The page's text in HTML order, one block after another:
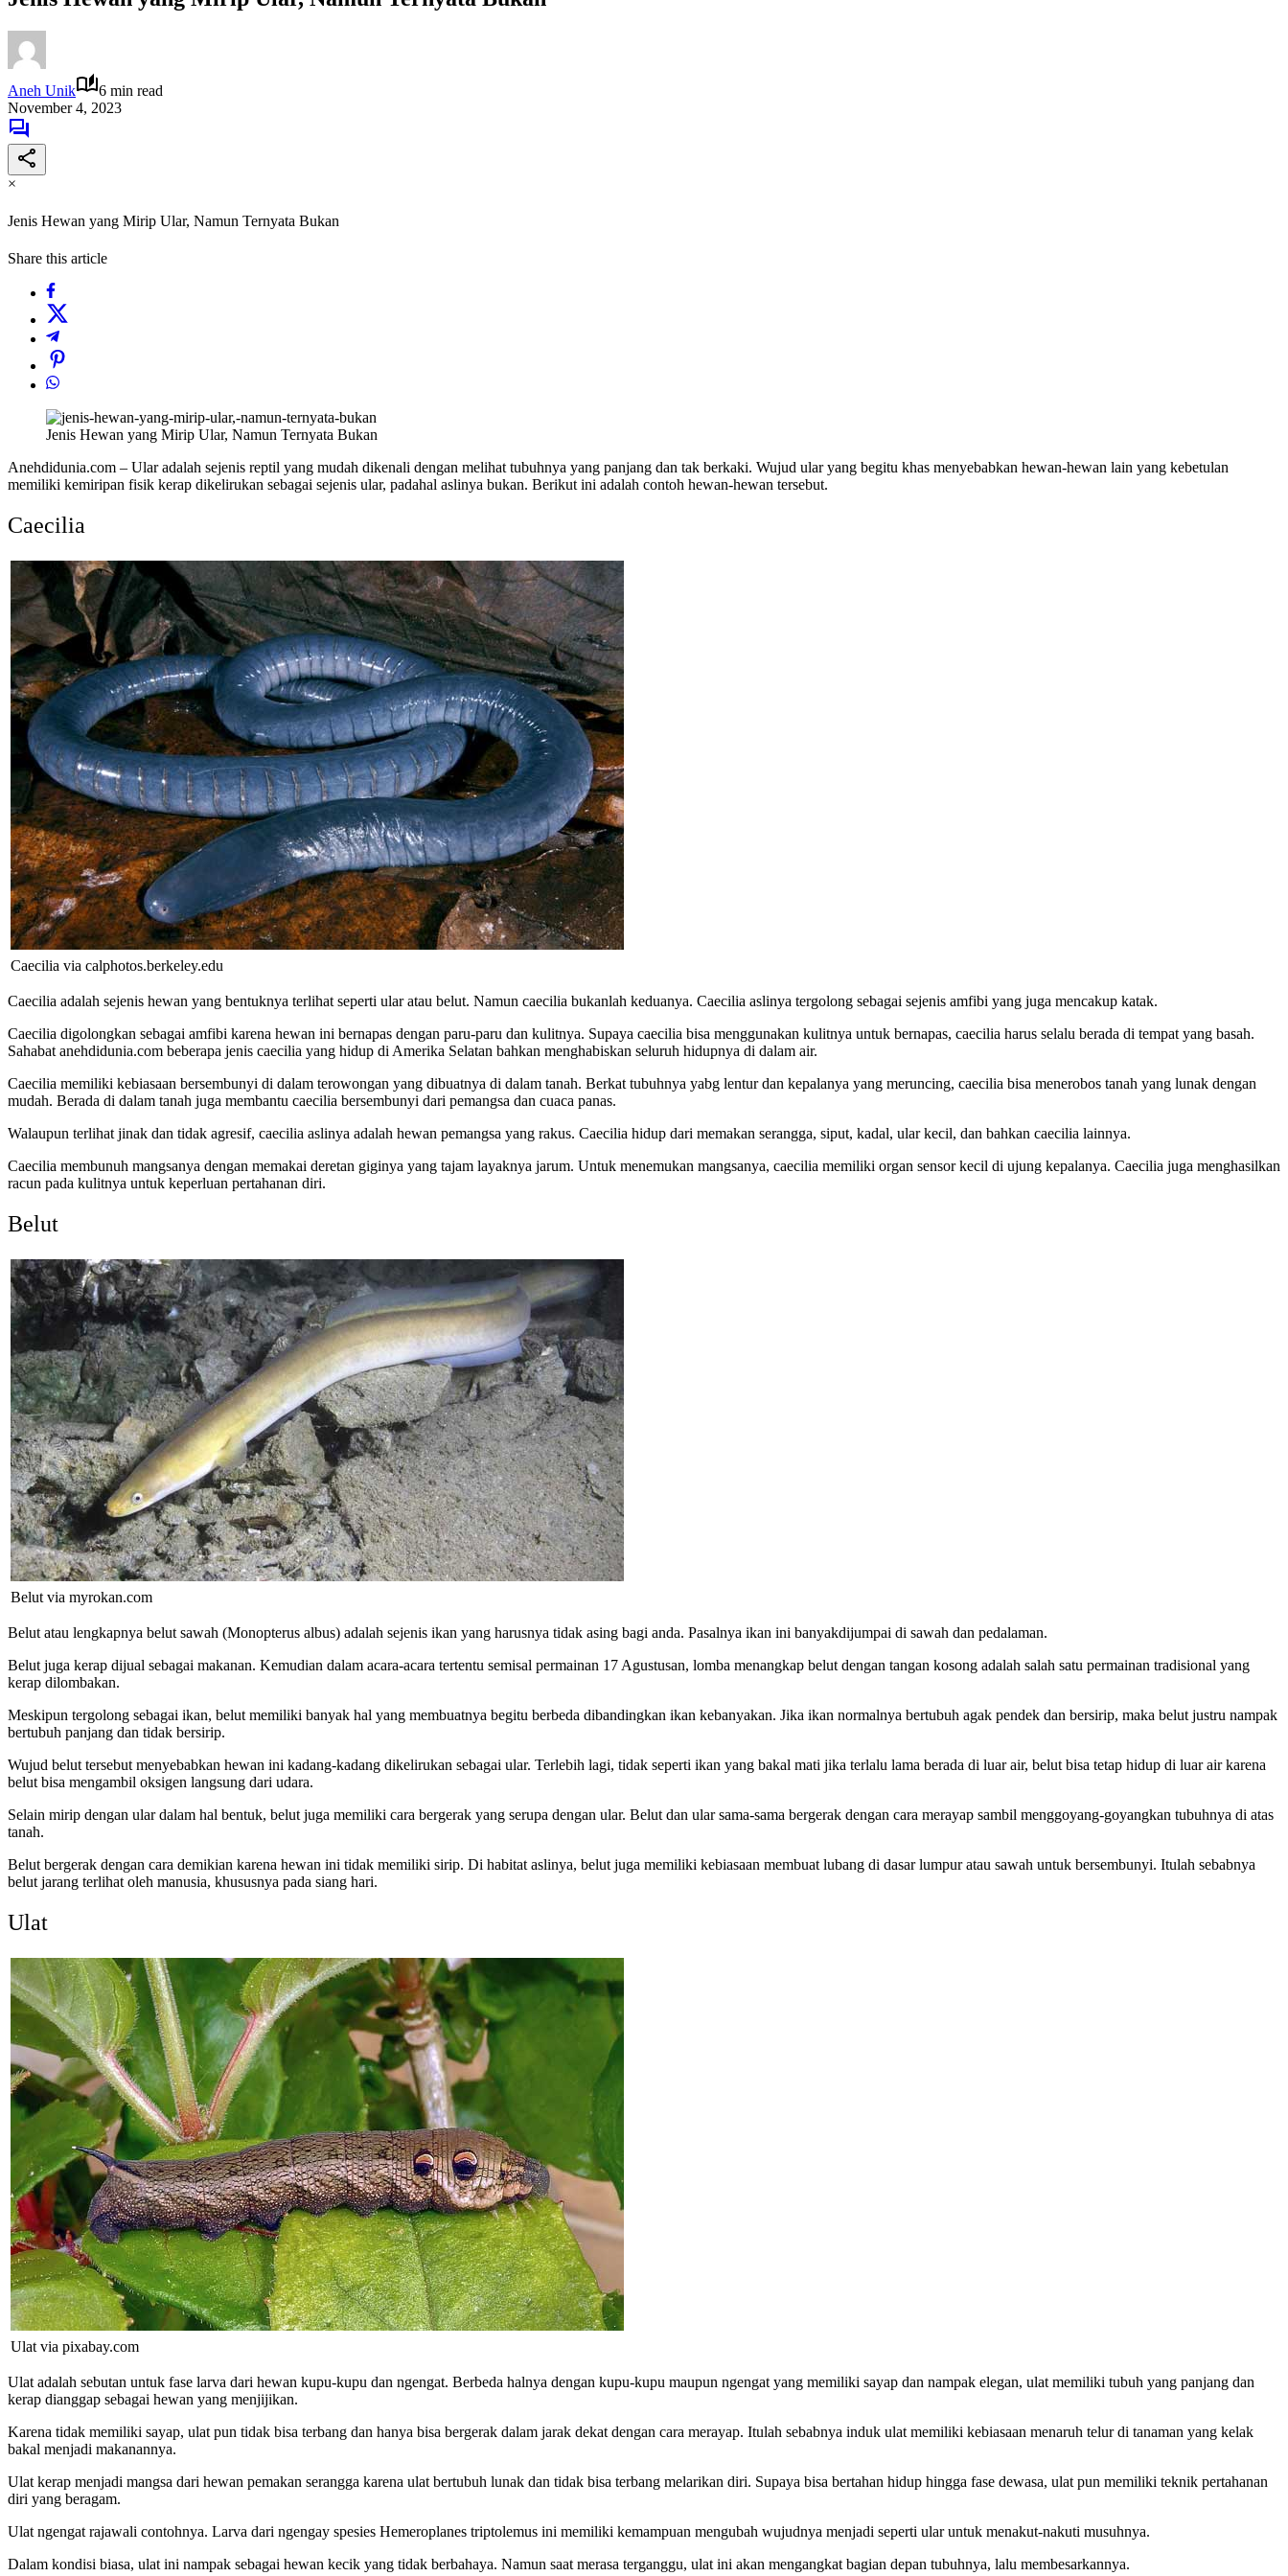
Aneh Unik
6 min read
November 4, 2023
×
Jenis Hewan yang Mirip Ular, Namun Ternyata Bukan
Share this article
Jenis Hewan yang Mirip Ular, Namun Ternyata Bukan
Anehdidunia.com – Ular adalah sejenis reptil yang mudah dikenali dengan melihat tubuhnya yang panjang dan tak berkaki. Wujud ular yang begitu khas menyebabkan hewan-hewan lain yang kebetulan
memiliki kemiripan fisik kerap dikelirukan sebagai sejenis ular, padahal aslinya bukan. Berikut ini adalah contoh hewan-hewan tersebut.
Caecilia
Caecilia via calphotos.berkeley.edu
Caecilia adalah sejenis hewan yang bentuknya terlihat seperti ular atau belut. Namun caecilia bukanlah keduanya. Caecilia aslinya tergolong sebagai sejenis amfibi yang juga mencakup katak.
Caecilia digolongkan sebagai amfibi karena hewan ini bernapas dengan paru-paru dan kulitnya. Supaya caecilia bisa menggunakan kulitnya untuk bernapas, caecilia harus selalu berada di tempat yang basah.
Sahabat anehdidunia.com beberapa jenis caecilia yang hidup di Amerika Selatan bahkan menghabiskan seluruh hidupnya di dalam air.
Caecilia memiliki kebiasaan bersembunyi di dalam terowongan yang dibuatnya di dalam tanah. Berkat tubuhnya yabg lentur dan kepalanya yang meruncing, caecilia bisa menerobos tanah yang lunak dengan
mudah. Berada di dalam tanah juga membantu caecilia bersembunyi dari pemangsa dan cuaca panas.
Walaupun terlihat jinak dan tidak agresif, caecilia aslinya adalah hewan pemangsa yang rakus. Caecilia hidup dari memakan serangga, siput, kadal, ular kecil, dan bahkan caecilia lainnya.
Caecilia membunuh mangsanya dengan memakai deretan giginya yang tajam layaknya jarum. Untuk menemukan mangsanya, caecilia memiliki organ sensor kecil di ujung kepalanya. Caecilia juga menghasilkan
racun pada kulitnya untuk keperluan pertahanan diri.
Belut
Belut via myrokan.com
Belut atau lengkapnya belut sawah (Monopterus albus) adalah sejenis ikan yang harusnya tidak asing bagi anda. Pasalnya ikan ini banyakdijumpai di sawah dan pedalaman.
Belut juga kerap dijual sebagai makanan. Kemudian dalam acara-acara tertentu semisal permainan 17 Agustusan, lomba menangkap belut dengan tangan kosong adalah salah satu permainan tradisional yang
kerap dilombakan.
Meskipun tergolong sebagai ikan, belut memiliki banyak hal yang membuatnya begitu berbeda dibandingkan ikan kebanyakan. Jika ikan normalnya bertubuh agak pendek dan bersirip, maka belut justru nampak
bertubuh panjang dan tidak bersirip.
Wujud belut tersebut menyebabkan hewan ini kadang-kadang dikelirukan sebagai ular. Terlebih lagi, tidak seperti ikan yang bakal mati jika terlalu lama berada di luar air, belut bisa tetap hidup di luar air karena
belut bisa mengambil oksigen langsung dari udara.
Selain mirip dengan ular dalam hal bentuk, belut juga memiliki cara bergerak yang serupa dengan ular. Belut dan ular sama-sama bergerak dengan cara merayap sambil menggoyang-goyangkan tubuhnya di atas
tanah.
Belut bergerak dengan cara demikian karena hewan ini tidak memiliki sirip. Di habitat aslinya, belut juga memiliki kebiasaan membuat lubang di dasar lumpur atau sawah untuk bersembunyi. Itulah sebabnya
belut jarang terlihat oleh manusia, khususnya pada siang hari.
Ulat
Ulat via pixabay.com
Ulat adalah sebutan untuk fase larva dari hewan kupu-kupu dan ngengat. Berbeda halnya dengan kupu-kupu maupun ngengat yang memiliki sayap dan nampak elegan, ulat memiliki tubuh yang panjang dan
kerap dianggap sebagai hewan yang menjijikan.
Karena tidak memiliki sayap, ulat pun tidak bisa terbang dan hanya bisa bergerak dalam jarak dekat dengan cara merayap. Itulah sebabnya induk ulat memiliki kebiasaan menaruh telur di tanaman yang kelak
bakal menjadi makanannya.
Ulat kerap menjadi mangsa dari hewan pemakan serangga karena ulat bertubuh lunak dan tidak bisa terbang melarikan diri. Supaya bisa bertahan hidup hingga fase dewasa, ulat pun memiliki teknik pertahanan
diri yang beragam.
Ulat ngengat rajawali contohnya. Larva dari ngengay spesies Hemeroplanes triptolemus ini memiliki kemampuan mengubah wujudnya menjadi seperti ular untuk menakut-nakuti musuhnya.
Dalam kondisi biasa, ulat ini nampak sebagai hewan kecik yang tidak berbahaya. Namun saat merasa terganggu, ulat ini akan mengangkat bagian depan tubuhnya, lalu membesarkannya.